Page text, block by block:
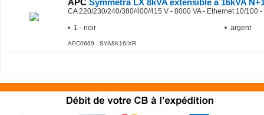
APC Symmetra LX 8kVA extensible à 16kVA
CA 220/230/240/380/400/415 V - 8000 VA - Ethernet 10/100
• 1 - noir
• argent
APC0669 SYA8K16IXR